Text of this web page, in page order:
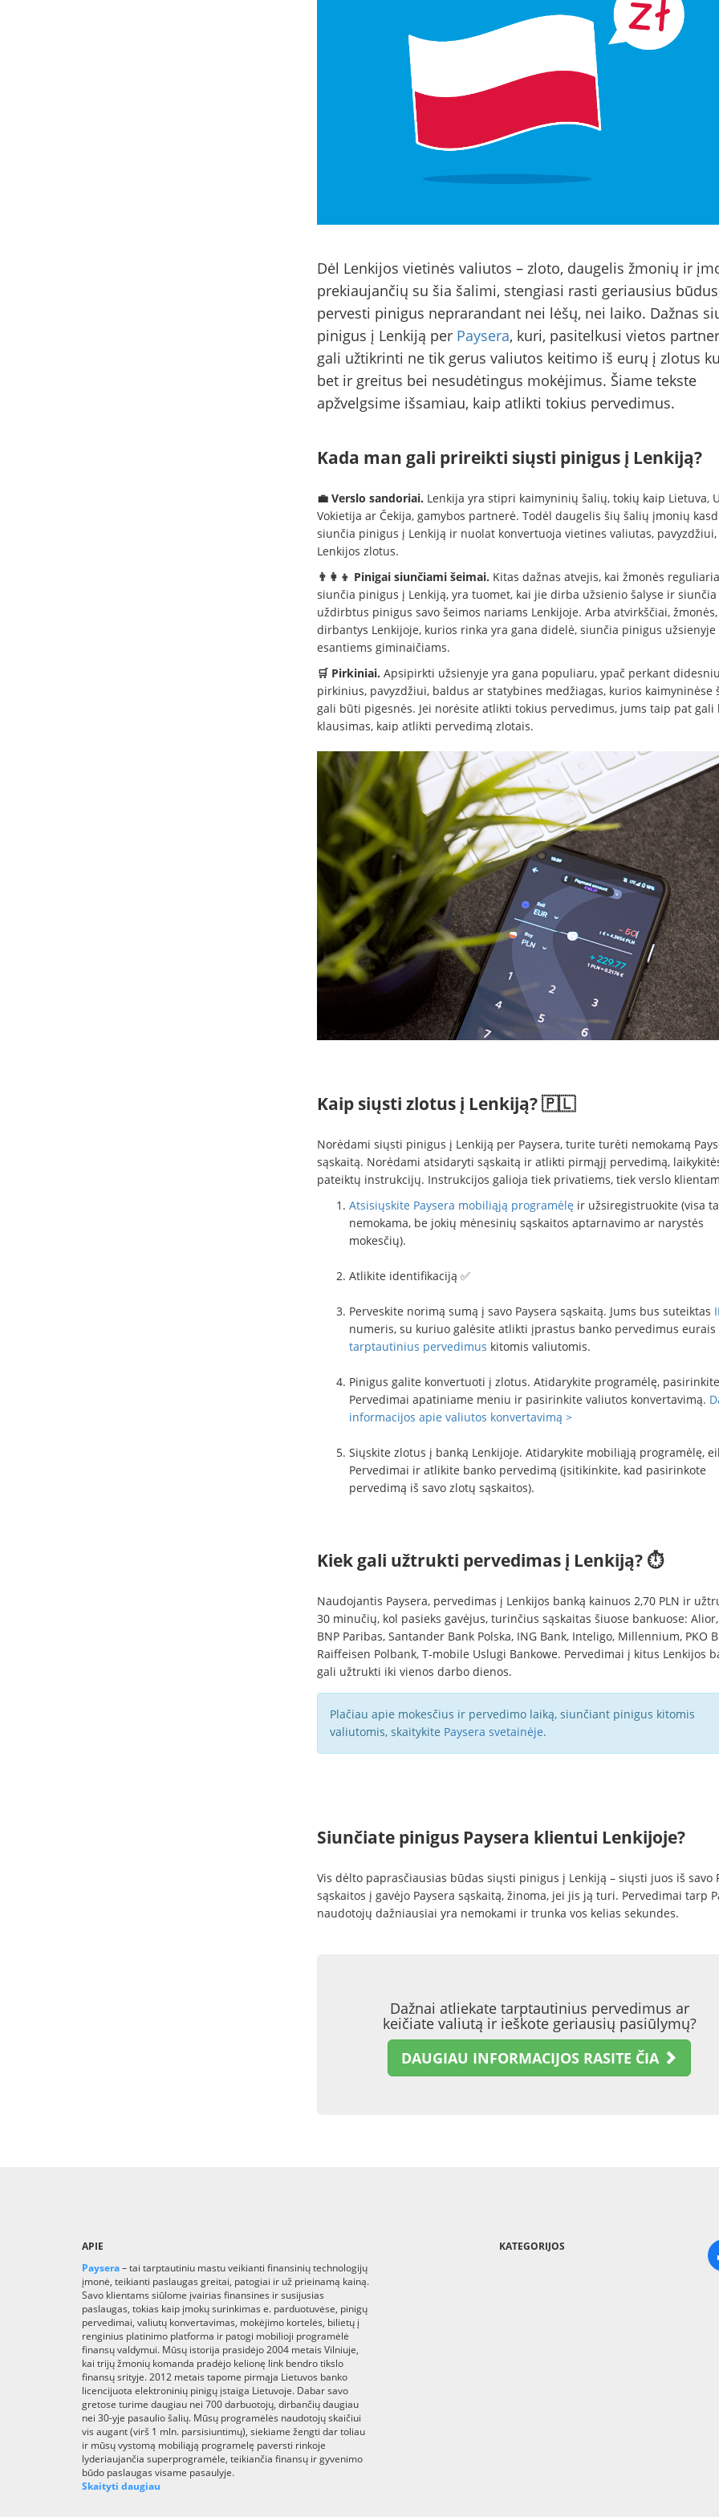
Dėl Lenkijos vietinės valiutos – zloto, daugelis žmonių ir
prekiaujančių su šia šalimi, stengiasi rasti geriausius
pervesti pinigus neprarandant nei lėšų, nei laiko. Dažnas
pinigus į Lenkiją per Paysera, kuri, pasitelkusi vietos
gali užtikrinti ne tik gerus valiutos keitimo iš eurų į zlotus
bet ir greitus bei nesudėtingus mokėjimus. Šiame tekste
apžvelgsime išsamiau, kaip atlikti tokius pervedimus.
Kada man gali prireikti siųsti pinigus į Lenkiją?
💼 Verslo sandoriai. Lenkija yra stipri kaimyninių šalių, tokių kaip Lietuva,
Vokietija ar Čekija, gamybos partnerė. Todėl daugelis šių šalių įmonių
siunčia pinigus į Lenkiją ir nuolat konvertuoja vietines valiutas, pavyzdžiui,
Lenkijos zlotus.
👨‍👩‍👦 Pinigai siunčiami šeimai. Kitas dažnas atvejis, kai žmonės
siunčia pinigus į Lenkiją, yra tuomet, kai jie dirba užsienio šalyse ir siunčia
uždirbtus pinigus savo šeimos nariams Lenkijoje. Arba atvirkščiai, žmonės,
dirbantys Lenkijoje, kurios rinka yra gana didelė, siunčia pinigus užsienyje
esantiems giminaičiams.
🛒 Pirkiniai. Apsipirkti užsienyje yra gana populiaru, ypač perkant
pirkinius, pavyzdžiui, baldus ar statybines medžiagas, kurios kaimyninėse
gali būti pigesnės. Jei norėsite atlikti tokius pervedimus, jums taip pat gali
klausimas, kaip atlikti pervedimą zlotais.
Kaip siųsti zlotus į Lenkiją? 🇵🇱
Norėdami siųsti pinigus į Lenkiją per Paysera, turite turėti nemokamą
sąskaitą. Norėdami atsidaryti sąskaitą ir atlikti pirmąjį pervedimą,
pateiktų instrukcijų. Instrukcijos galioja tiek privatiems, tiek verslo
Atsisiųskite Paysera mobiliąją programėlę ir užsiregistruokite (visa
nemokama, be jokių mėnesinių sąskaitos aptarnavimo ar narystės
mokesčių).
Atlikite identifikaciją ✅
Perveskite norimą sumą į savo Paysera sąskaitą. Jums bus suteiktas
numeris, su kuriuo galėsite atlikti įprastus banko pervedimus eurais
tarptautinius pervedimus kitomis valiutomis.
Pinigus galite konvertuoti į zlotus. Atidarykite programėlę, pasirinkite
Pervedimai apatiniame meniu ir pasirinkite valiutos konvertavimą.
informacijos apie valiutos konvertavimą >
Siųskite zlotus į banką Lenkijoje. Atidarykite mobiliąją programėlę,
Pervedimai ir atlikite banko pervedimą (įsitikinkite, kad pasirinkote
pervedimą iš savo zlotų sąskaitos).
Kiek gali užtrukti pervedimas į Lenkiją? ⏱
Naudojantis Paysera, pervedimas į Lenkijos banką kainuos 2,70 PLN ir
30 minučių, kol pasieks gavėjus, turinčius sąskaitas šiuose bankuose: Alior,
BNP Paribas, Santander Bank Polska, ING Bank, Inteligo, Millennium, PKO
Raiffeisen Polbank, T-mobile Uslugi Bankowe. Pervedimai į kitus Lenkijos
gali užtrukti iki vienos darbo dienos.
Plačiau apie mokesčius ir pervedimo laiką, siunčiant pinigus kitomis
valiutomis, skaitykite Paysera svetainėje.
Siunčiate pinigus Paysera klientui Lenkijoje?
Vis dėlto paprasčiausias būdas siųsti pinigus į Lenkiją – siųsti juos iš savo
sąskaitos į gavėjo Paysera sąskaitą, žinoma, jei jis ją turi. Pervedimai tarp
naudotojų dažniausiai yra nemokami ir trunka vos kelias sekundes.
Dažnai atliekate tarptautinius pervedimus ar
keičiate valiutą ir ieškote geriausių pasiūlymų?
DAUGIAU INFORMACIJOS RASITE ČIA
APIE
Paysera– tai tarptautiniu mastu veikianti finansinių technologijų
įmonė, teikianti paslaugas greitai, patogiai ir už prieinamą kainą.
Savo klientams siūlome įvairias finansines ir susijusias
paslaugas, tokias kaip įmokų surinkimas e. parduotuvėse, pinigų
pervedimai, valiutų konvertavimas, mokėjimo kortelės, bilietų į
renginius platinimo platforma ir patogi mobilioji programėlė
finansų valdymui. Mūsų istorija prasidėjo 2004 metais Vilniuje,
kai trijų žmonių komanda pradėjo kelionę link bendro tikslo
finansų srityje. 2012 metais tapome pirmąja Lietuvos banko
licencijuota elektroninių pinigų įstaiga Lietuvoje. Dabar savo
gretose turime daugiau nei 700 darbuotojų, dirbančių daugiau
nei 30-yje pasaulio šalių. Mūsų programėlės naudotojų skaičiui
vis augant (virš 1 mln. parsisiuntimų), siekiame žengti dar toliau
ir mūsų vystomą mobiliąją programelę paversti rinkoje
lyderiaujančia superprogramėle, teikiančia finansų ir gyvenimo
būdo paslaugas visame pasaulyje.
Skaityti daugiau
KATEGORIJOS